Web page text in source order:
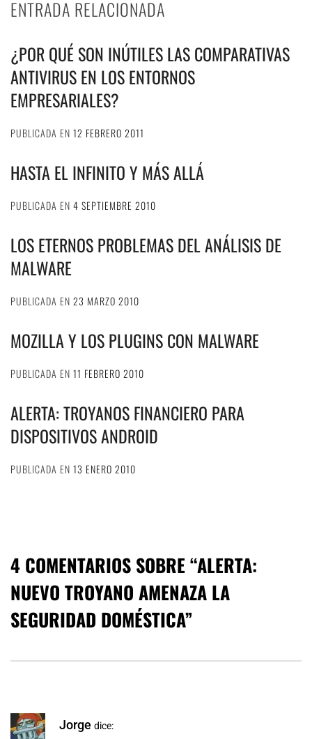
ENTRADA RELACIONADA
¿POR QUÉ SON INÚTILES LAS COMPARATIVAS
ANTIVIRUS EN LOS ENTORNOS
EMPRESARIALES?
PUBLICADA EN 12 FEBRERO 2011
HASTA EL INFINITO Y MÁS ALLÁ
PUBLICADA EN 4 SEPTIEMBRE 2010
LOS ETERNOS PROBLEMAS DEL ANÁLISIS DE
MALWARE
PUBLICADA EN 23 MARZO 2010
MOZILLA Y LOS PLUGINS CON MALWARE
PUBLICADA EN 11 FEBRERO 2010
ALERTA: TROYANOS FINANCIERO PARA
DISPOSITIVOS ANDROID
PUBLICADA EN 13 ENERO 2010
4 COMENTARIOS SOBRE “ALERTA:
NUEVO TROYANO AMENAZA LA
SEGURIDAD DOMÉSTICA”
Jorge dice: